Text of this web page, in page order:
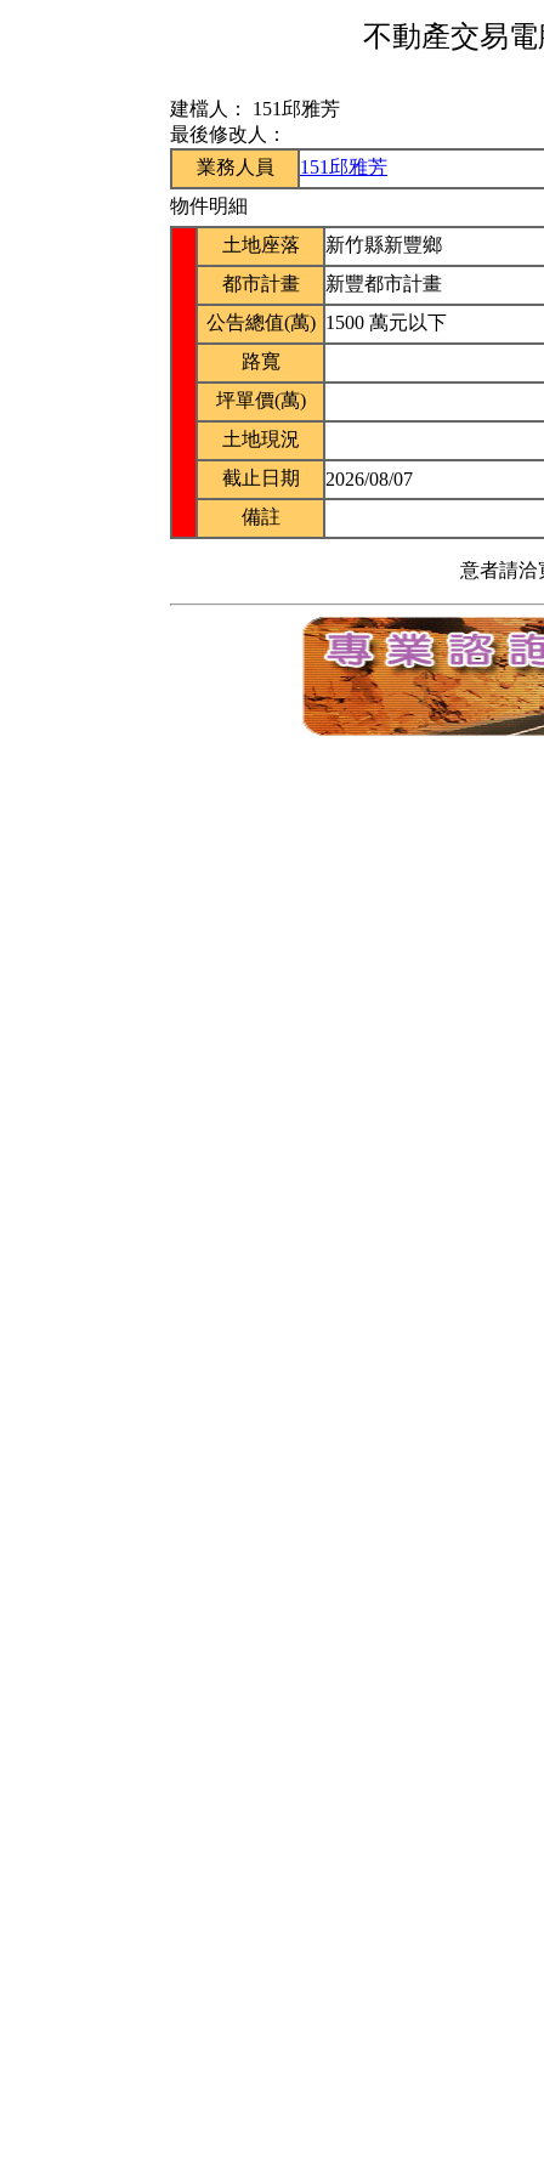
不動產交易
建檔人： 151邱雅芳
最後修改人：
業務人員
151邱雅芳
物件明細
土地座落
新竹縣新豐鄉
都市計畫
新豐都市計畫
公告總值(萬) 1500 萬元以下
路寬
坪單價(萬)
土地現況
截止日期
2026/08/07
備註
意者請洽